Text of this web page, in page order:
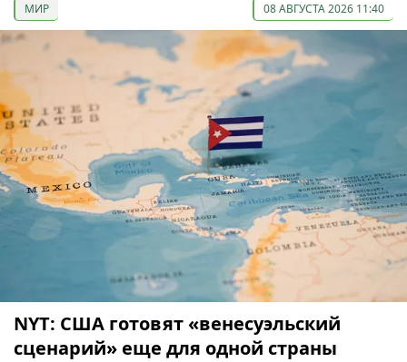
МИР 08 АВГУСТА 2026 11:40
NYT: США готовят «венесуэльский
сценарий» еще для одной страны